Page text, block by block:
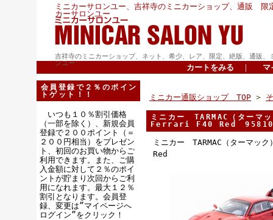
ミニカーサロンユー、吉祥寺のミニカーショップ、通販 限
カーサロンユー
吉祥寺のミニカーショップ、ネット、希少、レア、限定、絶版、通販、
ンユー
カートをみる ｜ マ
会員登録で２％のポイン
トゲット！！
いつも１０％割引価格
（一部を除く）、新規会員
登録で２００ポイント（＝
２００円相当）をプレゼン
ト、初回のお買い物からご
利用できます。また、ご購
入金額に対して２％のポイ
ントが貯まり次回からご利
用になれます。最大１２％
割引となります。会員登
録、変更は”マイページへ
ログイン”をクリック！
ミニカー通販ショップ TOP >
ミニカー TARMAC（ター
Ferrari F40 Red
ミニカー TARMAC（ターマ
Red